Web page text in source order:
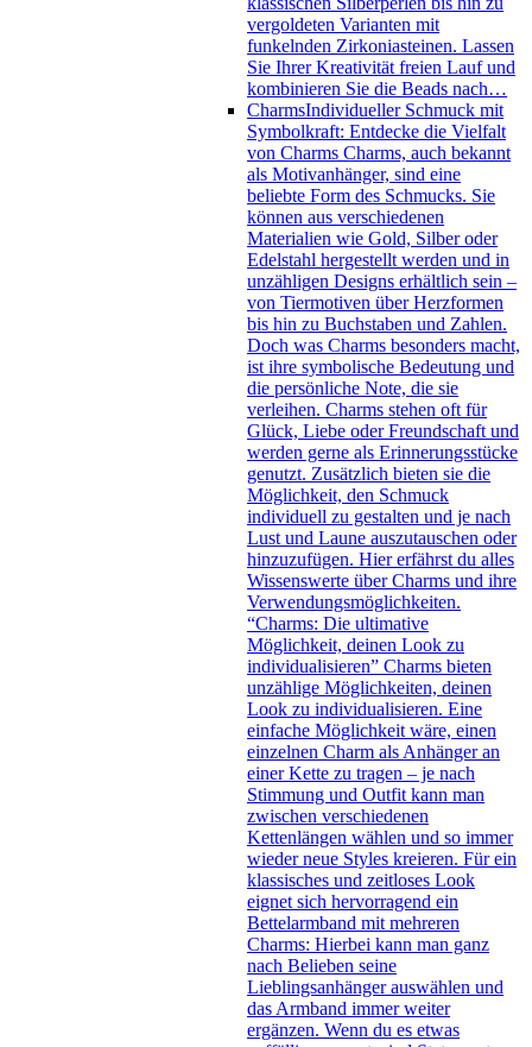
vergoldeten Varianten mit
funkelnden Zirkoniasteinen. Lassen
Sie Ihrer Kreativität freien Lauf und
kombinieren Sie die Beads nach…
CharmsIndividueller Schmuck mit
Symbolkraft: Entdecke die Vielfalt
von Charms Charms, auch bekannt
als Motivanhänger, sind eine
beliebte Form des Schmucks. Sie
können aus verschiedenen
Materialien wie Gold, Silber oder
Edelstahl hergestellt werden und in
unzähligen Designs erhältlich sein –
von Tiermotiven über Herzformen
bis hin zu Buchstaben und Zahlen.
Doch was Charms besonders macht,
ist ihre symbolische Bedeutung und
die persönliche Note, die sie
verleihen. Charms stehen oft für
Glück, Liebe oder Freundschaft und
werden gerne als Erinnerungsstücke
genutzt. Zusätzlich bieten sie die
Möglichkeit, den Schmuck
individuell zu gestalten und je nach
Lust und Laune auszutauschen oder
hinzuzufügen. Hier erfährst du alles
Wissenswerte über Charms und ihre
Verwendungsmöglichkeiten.
“Charms: Die ultimative
Möglichkeit, deinen Look zu
individualisieren” Charms bieten
unzählige Möglichkeiten, deinen
Look zu individualisieren. Eine
einfache Möglichkeit wäre, einen
einzelnen Charm als Anhänger an
einer Kette zu tragen – je nach
Stimmung und Outfit kann man
zwischen verschiedenen
Kettenlängen wählen und so immer
wieder neue Styles kreieren. Für ein
klassisches und zeitloses Look
eignet sich hervorragend ein
Bettelarmband mit mehreren
Charms: Hierbei kann man ganz
nach Belieben seine
Lieblingsanhänger auswählen und
das Armband immer weiter
ergänzen. Wenn du es etwas